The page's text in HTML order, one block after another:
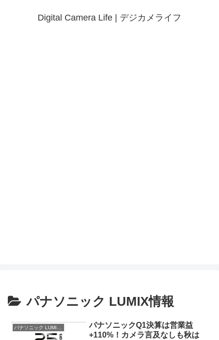
Digital Camera Life | デジカメライフ
パナソニック LUMIX情報
パナソニックQ1決算は営業益
+110%！カメラ言及なしも秋は